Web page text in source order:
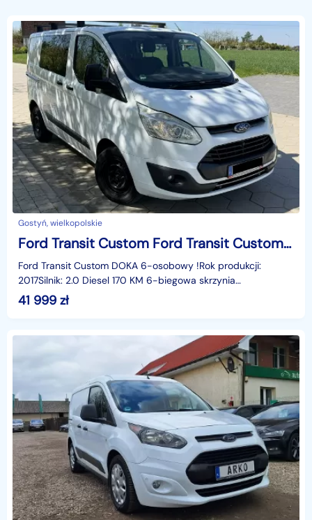
Gostyń, wielkopolskie
Ford Transit Custom Ford Transit Custom Doka 2.0 TDCI 170KM 6-osobowy
Ford Transit Custom DOKA 6-osobowy !Rok produkcji:
2017Silnik: 2.0 Diesel 170 KM 6-biegowa skrzynia
biegówPrzebieg: 242 000 kmAuto sprowadzone z Niemiec,
komple
41 999 zł